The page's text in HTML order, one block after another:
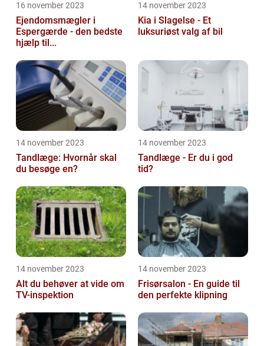
16 november 2023
Ejendomsmægler i
Espergærde - den bedste
hjælp til...
14 november 2023
Kia i Slagelse - Et
luksuriøst valg af bil
14 november 2023
Tandlæge: Hvornår skal
du besøge en?
14 november 2023
Tandlæge - Er du i god
tid?
14 november 2023
Alt du behøver at vide om
TV-inspektion
14 november 2023
Frisørsalon - En guide til
den perfekte klipning